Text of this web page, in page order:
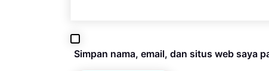
Simpan nama, email, dan situs web saya